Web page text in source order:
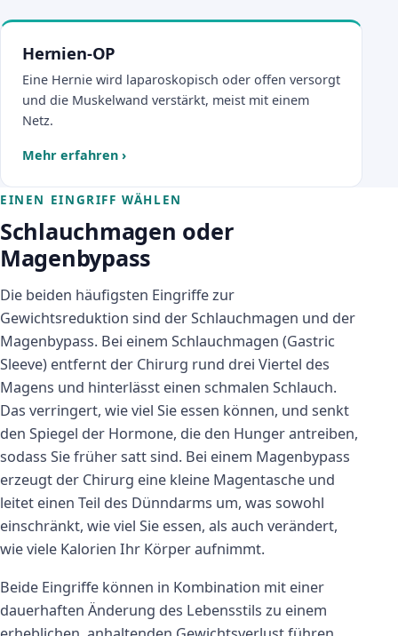
Hernien-OP
Eine Hernie wird laparoskopisch oder offen versorgt
und die Muskelwand verstärkt, meist mit einem
Netz.
Mehr erfahren ›
EINEN EINGRIFF WÄHLEN
Schlauchmagen oder
Magenbypass
Die beiden häufigsten Eingriffe zur
Gewichtsreduktion sind der Schlauchmagen und der
Magenbypass. Bei einem Schlauchmagen (Gastric
Sleeve) entfernt der Chirurg rund drei Viertel des
Magens und hinterlässt einen schmalen Schlauch.
Das verringert, wie viel Sie essen können, und senkt
den Spiegel der Hormone, die den Hunger antreiben,
sodass Sie früher satt sind. Bei einem Magenbypass
erzeugt der Chirurg eine kleine Magentasche und
leitet einen Teil des Dünndarms um, was sowohl
einschränkt, wie viel Sie essen, als auch verändert,
wie viele Kalorien Ihr Körper aufnimmt.
Beide Eingriffe können in Kombination mit einer
dauerhaften Änderung des Lebensstils zu einem